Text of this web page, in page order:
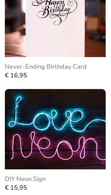
Never-Ending Birthday Card
€ 16,95
DIY Neon Sign
€ 15,95